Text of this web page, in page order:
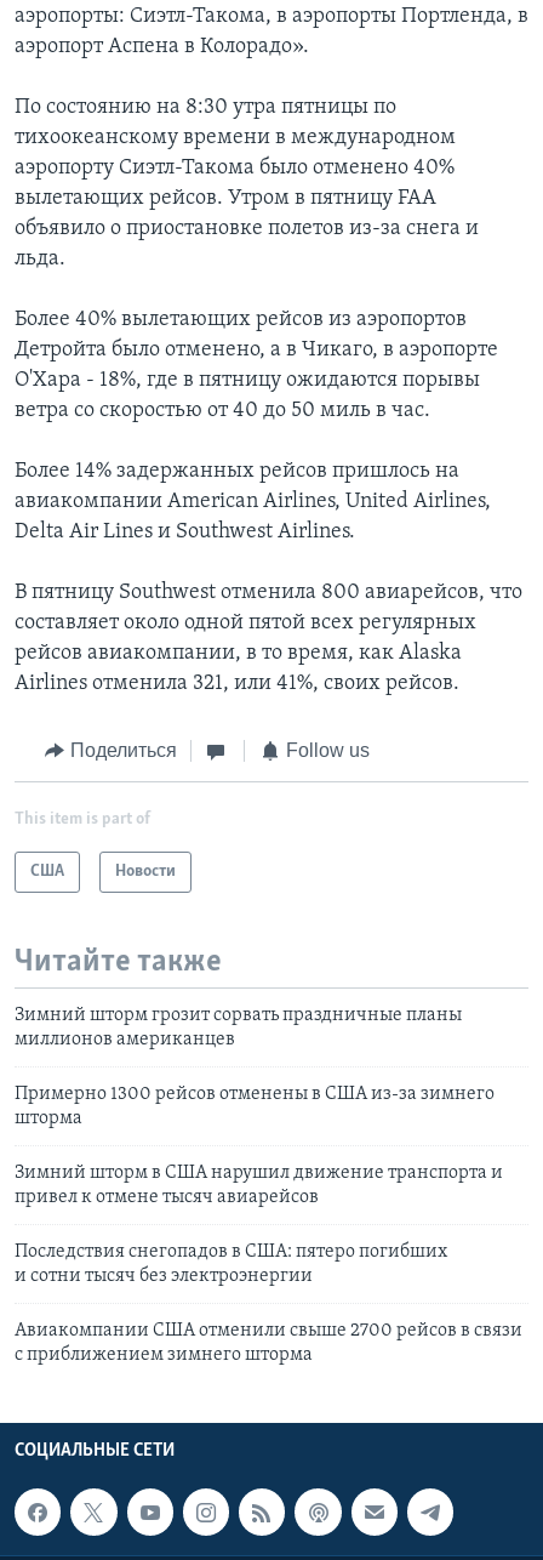
аэропорты: Сиэтл-Такома, в аэропорты Портленда, в
аэропорт Аспена в Колорадо».
По состоянию на 8:30 утра пятницы по
тихоокеанскому времени в международном
аэропорту Сиэтл-Такома было отменено 40%
вылетающих рейсов. Утром в пятницу FAA
объявило о приостановке полетов из-за снега и
льда.
Более 40% вылетающих рейсов из аэропортов
Детройта было отменено, а в Чикаго, в аэропорте
О'Хара - 18%, где в пятницу ожидаются порывы
ветра со скоростью от 40 до 50 миль в час.
Более 14% задержанных рейсов пришлось на
авиакомпании American Airlines, United Airlines,
Delta Air Lines и Southwest Airlines.
В пятницу Southwest отменила 800 авиарейсов, что
составляет около одной пятой всех регулярных
рейсов авиакомпании, в то время, как Alaska
Airlines отменила 321, или 41%, своих рейсов.
Поделиться Follow us
This item is part of
США Новости
Читайте также
Зимний шторм грозит сорвать праздничные планы
миллионов американцев
Примерно 1300 рейсов отменены в США из-за зимнего
шторма
Зимний шторм в США нарушил движение транспорта и
привел к отмене тысяч авиарейсов
Последствия снегопадов в США: пятеро погибших
и сотни тысяч без электроэнергии
Авиакомпании США отменили свыше 2700 рейсов в связи
с приближением зимнего шторма
СОЦИАЛЬНЫЕ СЕТИ